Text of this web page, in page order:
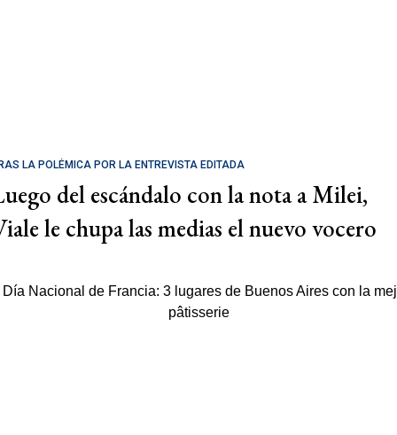
LA POLÉMICA POR LA ENTREVISTA EDITADA
del escándalo con la nota a Milei,
le chupa las medias el nuevo vocero